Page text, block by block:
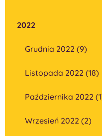
2022
Grudnia 2022 (9)
Listopada 2022 (18)
Października 2022
Wrzesień 2022 (2)